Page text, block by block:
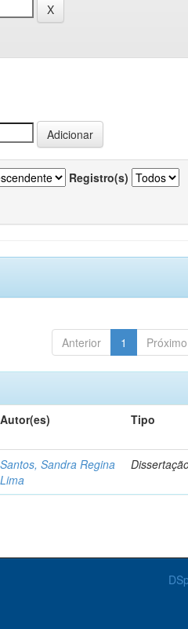
Registro(s)
Anterior 1 Próximo
Autor(es) Tipo
Santos, Sandra Regina
Lima